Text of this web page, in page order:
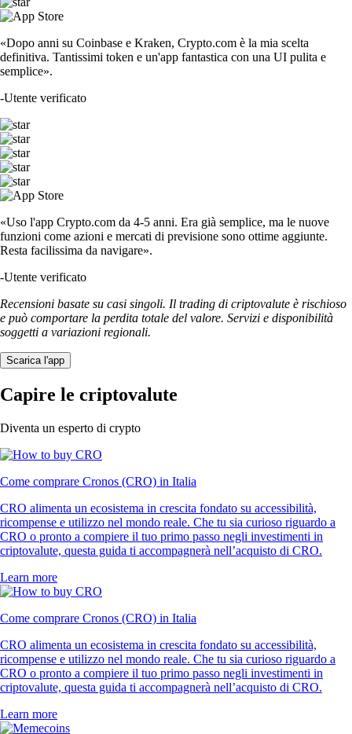
«Dopo anni su Coinbase e Kraken, Crypto.com è la mia scelta
definitiva. Tantissimi token e un'app fantastica con una UI pulita e
semplice».
-Utente verificato
«Uso l'app Crypto.com da 4-5 anni. Era già semplice, ma le nuove
funzioni come azioni e mercati di previsione sono ottime aggiunte.
Resta facilissima da navigare».
-Utente verificato
Recensioni basate su casi singoli. Il trading di criptovalute è rischioso
e può comportare la perdita totale del valore. Servizi e disponibilità
soggetti a variazioni regionali.
Scarica l'app
Capire le criptovalute
Diventa un esperto di crypto
Come comprare Cronos (CRO) in Italia
CRO alimenta un ecosistema in crescita fondato su accessibilità,
ricompense e utilizzo nel mondo reale. Che tu sia curioso riguardo a
CRO o pronto a compiere il tuo primo passo negli investimenti in
criptovalute, questa guida ti accompagnerà nell’acquisto di CRO.
Learn more
Come comprare Cronos (CRO) in Italia
CRO alimenta un ecosistema in crescita fondato su accessibilità,
ricompense e utilizzo nel mondo reale. Che tu sia curioso riguardo a
CRO o pronto a compiere il tuo primo passo negli investimenti in
criptovalute, questa guida ti accompagnerà nell’acquisto di CRO.
Learn more